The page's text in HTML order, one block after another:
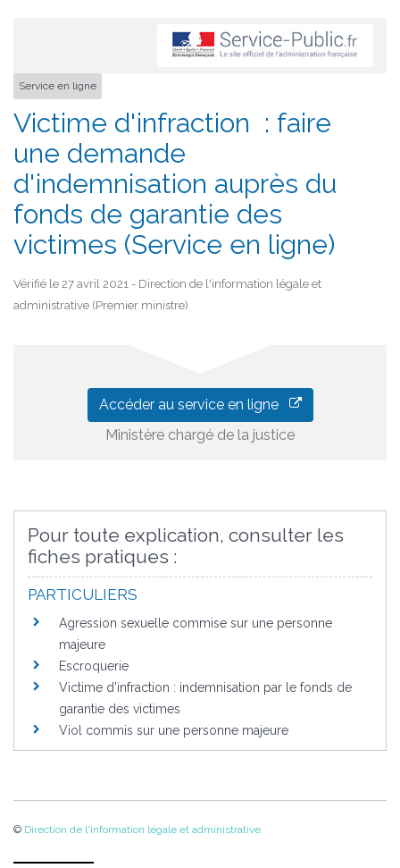
Service en ligne
Victime d'infraction : faire
une demande
d'indemnisation auprès du
fonds de garantie des
victimes (Service en ligne)
Vérifié le 27 avril 2021 - Direction de l'information légale et
administrative (Premier ministre)
Accéder au service en ligne
Ministère chargé de la justice
Pour toute explication, consulter les
fiches pratiques :
PARTICULIERS
Agression sexuelle commise sur une personne
majeure
Escroquerie
Victime d'infraction : indemnisation par le fonds de
garantie des victimes
Viol commis sur une personne majeure
© Direction de l'information légale et administrative